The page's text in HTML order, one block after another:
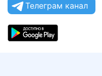
Телеграм канал